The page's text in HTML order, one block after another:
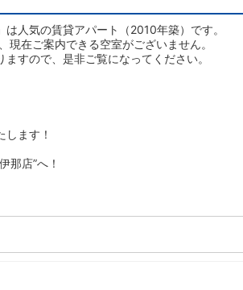
人気の賃貸アパート（2010年築）です。
在ご案内できる空室がございません。
すので、是非ご覧になってください。
します！
那店”へ！